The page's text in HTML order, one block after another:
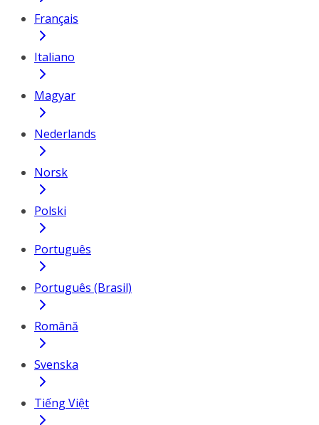
Français
Italiano
Magyar
Nederlands
Norsk
Polski
Português
Português (Brasil)
Română
Svenska
Tiếng Việt